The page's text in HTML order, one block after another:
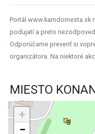
Portál www.kamdomesta.sk
podujatí a preto
Odporúčame preveriť si
organizátora. Na niektoré
MIESTO
+
−